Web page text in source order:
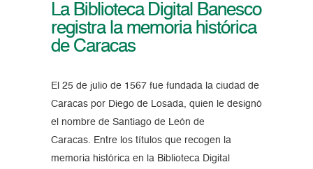
La Biblioteca Digital Banesco
registra la memoria histórica
de Caracas
El 25 de julio de 1567 fue fundada la ciudad de
Caracas por Diego de Losada, quien le designó
el nombre de Santiago de León de
Caracas. Entre los títulos que recogen la
memoria histórica en la Biblioteca Digital